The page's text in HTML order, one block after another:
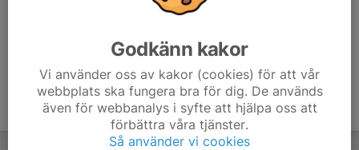
Godkänn kakor
Vi använder oss av kakor (cookies) för att vår
webbplats ska fungera bra för dig. De används
även för webbanalys i syfte att hjälpa oss att
förbättra våra tjänster.
Så använder vi cookies